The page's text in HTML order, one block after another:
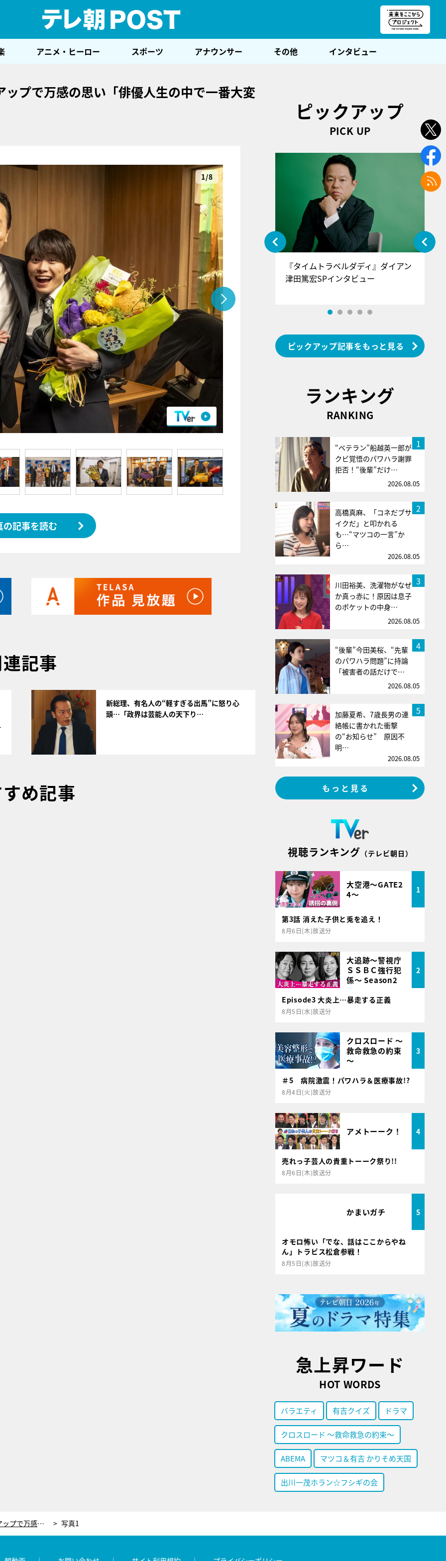
アニメ・ヒーロー スポーツ アナウンサー その他 インタビュー
プで万感の思い「俳優人生の中で一番大変
1/8
の記事を読む
記事
新総理、有名人の“軽すぎる出馬”に怒り心
頭…「政界は芸能人の天下り…
め記事
ピックアップ
PICK UP
『アイ＝ラブ！げーみんぐ』＝LOV
E齋藤樹愛羅＆佐々木舞香SPインタ
ビュー
『タイムトラベルダディ』ダイアン
津田篤宏SPインタビュー
ピックアップ記事をもっと見る
ランキング
RANKING
1
“ベテラン”船越英一郎が
クビ覚悟のパワハラ謝罪
拒否！“後輩”だけ…
2026.08.05
2
高橋真麻、「コネだブサ
イクだ」と叩かれる
も…“マツコの一言”か
ら…
2026.08.05
3
川田裕美、洗濯物がなぜ
か真っ赤に！原因は息子
のポケットの中身…
2026.08.05
4
“後輩”今田美桜、“先輩
のパワハラ問題”に持論
「被害者の話だけで…
2026.08.05
5
加藤夏希、7歳長男の連
絡帳に書かれた衝撃
の“お知らせ” 原因不
明…
2026.08.05
もっと見る
視聴ランキング （テレビ朝日）
大空港～GATE2
4～
1
第3話 消えた子供と兎を追え！
8月6日(木)放送分
大追跡～警視庁
ＳＳＢＣ強行犯
係～ Season2
2
Episode3 大炎上…暴走する正義
8月5日(水)放送分
クロスロード ～
救命救急の約束
～
3
＃5 病院激震！パワハラ＆医療事故!?
8月4日(火)放送分
アメトーーク！ 4
売れっ子芸人の貴重トーーク祭り!!
8月6日(木)放送分
かまいガチ 5
オモロ怖い「でな、話はここからやね
ん」トラビス松倉参戦！
8月5日(水)放送分
急上昇ワード
HOT WORDS
バラエティ 有吉クイズ ドラマ
クロスロード ～救命救急の約束～
ABEMA マツコ＆有吉 かりそめ天国
出川一茂ホラン☆フシギの会
遠藤憲一、『民王Ｒ』クランクアップで万感の思い「俳優人生の中で一番大変でした（笑）」 写真1